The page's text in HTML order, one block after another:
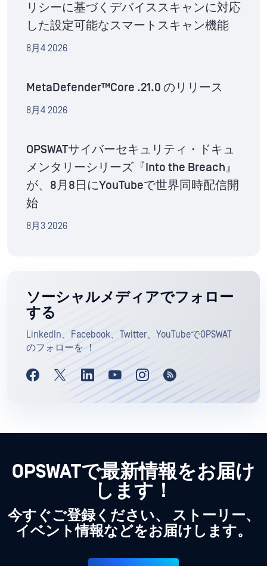
リシーに基づくデバイススキャンに対応
した設定可能なスマートスキャン機能
8月4 2026
MetaDefender™Core .21.0 のリリース
8月4 2026
OPSWATサイバーセキュリティ・ドキュ
メンタリーシリーズ『Into the Breach』
が、8月8日にYouTubeで世界同時配信開
始
8月3 2026
ソーシャルメディアでフォロー
する
LinkedIn、Facebook、Twitter、YouTubeでOPSWAT
のフォローを ！
OPSWATで最新情報をお届け
します！
今すぐご登録ください、 ストーリー、
イベント情報などをお届けします。